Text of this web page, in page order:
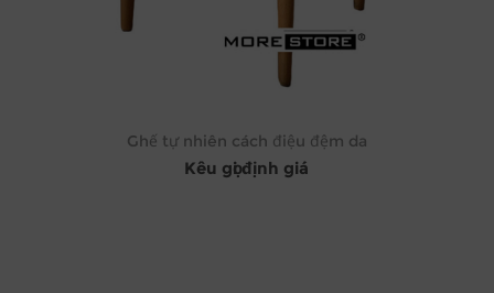
Ghế tự nhiên cách điệu đệm da
Kêu gọi định giá